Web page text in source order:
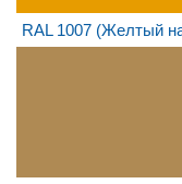
RAL 1007 (Желтый